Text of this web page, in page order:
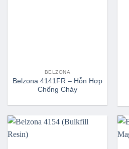
BELZONA
Belzona 4141FR – Hỗn Hợp
Chống Cháy